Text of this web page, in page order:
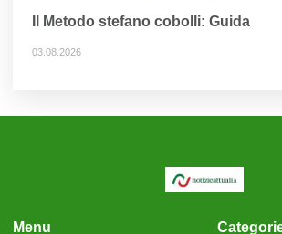
Il Metodo stefano cobolli: Guida
03.08.2026
Menu